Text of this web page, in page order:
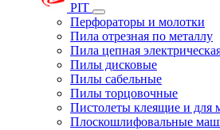
PIT
Перфораторы и молотки
Пила отрезная по металлу
Пила цепная
Пилы дисковые
Пилы сабельные
Пилы торцовочные
Пистолеты клеящие и для
Плоскошлифовальные